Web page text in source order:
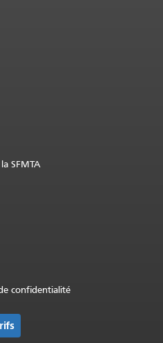
SFMTA
confidentialité